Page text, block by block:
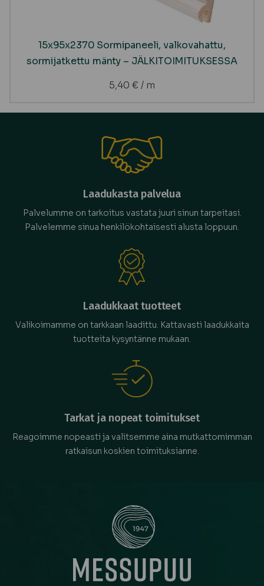
15x95x2370 Sormipaneeli, valkovahattu,
sormijatkettu mänty – JÄLKITOIMITUKSESSA
5,40 € / m
Laadukasta palvelua
Palvelumme on tarkoitus vastata juuri sinun tarpeitasi.
Palvelemme sinua henkilökohtaisesti alusta loppuun.
Laadukkaat tuotteet
Valikoimamme on tarkkaan laadittu. Kattavasti laadukkaita
tuotteita kysyntänne mukaan.
Tarkat ja nopeat toimitukset
Reagoimme nopeasti ja valitsemme aina mutkattomimman
ratkaisun koskien toimituksianne.